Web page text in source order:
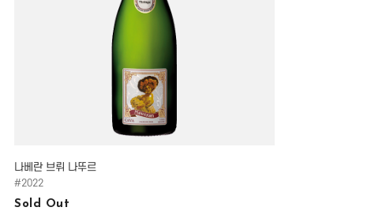
나베란 브뤼 나뚜르
#2022
Sold Out